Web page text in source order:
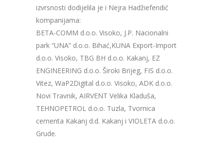
izvrsnosti dodijelila je i Nejra Hadžiefendić
kompanijama:
BETA-COMM d.o.o. Visoko, J.P. Nacionalni
park “UNA” d.o.o. Bihać,KUNA Export-Import
d.o.o. Visoko, TBG BH d.o.o. Kakanj, EZ
ENGINEERING d.o.o. Široki Brijeg, FIS d.o.o.
Vitez, WaP2Digital d.o.o. Visoko, ADK d.o.o.
Novi Travnik, AIRVENT Velika Kladuša,
TEHNOPETROL d.o.o. Tuzla, Tvornica
cementa Kakanj d.d. Kakanj i VIOLETA d.o.o.
Grude.